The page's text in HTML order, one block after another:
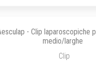
- Clip laparoscopiche
medio/larghe
Clip